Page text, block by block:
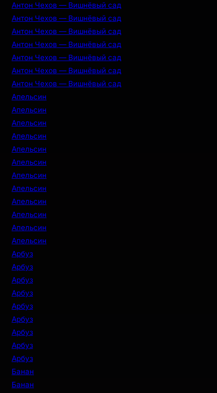
Антон Чехов — Вишнёвый сад
Антон Чехов — Вишнёвый сад
Антон Чехов — Вишнёвый сад
Антон Чехов — Вишнёвый сад
Антон Чехов — Вишнёвый сад
Антон Чехов — Вишнёвый сад
Антон Чехов — Вишнёвый сад
Апельсин
Апельсин
Апельсин
Апельсин
Апельсин
Апельсин
Апельсин
Апельсин
Апельсин
Апельсин
Апельсин
Апельсин
Арбуз
Арбуз
Арбуз
Арбуз
Арбуз
Арбуз
Арбуз
Арбуз
Арбуз
Банан
Банан